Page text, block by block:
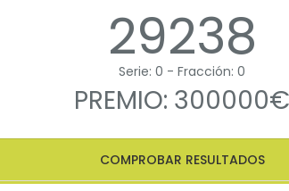
29238
Serie: 0 - Fracción: 0
PREMIO: 300000€
COMPROBAR RESULTADOS